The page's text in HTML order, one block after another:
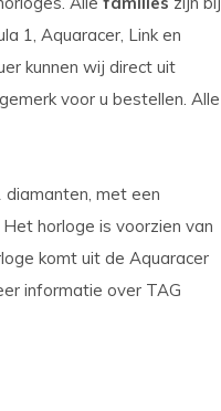
1, Aquaracer, Link en
kunnen wij direct uit
voor u bestellen. Alle
met een
horloge is voorzien van
komt uit de Aquaracer
informatie over TAG